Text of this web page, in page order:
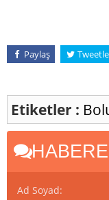
Paylaş Tweetle
Etiketler :
Ad Soyad: